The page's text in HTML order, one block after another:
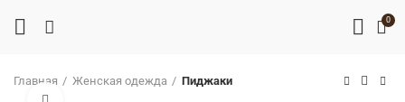
0
Главная Женская одежда
Пиджаки